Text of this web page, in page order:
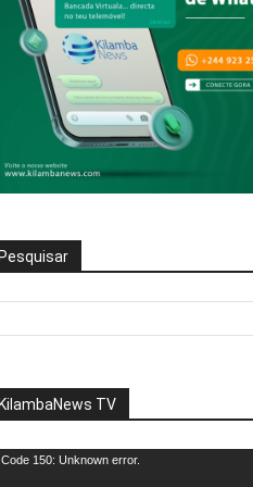
TV
Code 150: Unknown error.